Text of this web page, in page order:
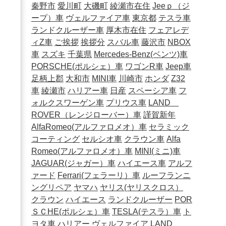
秦野市 愛川町 大磯町 綾瀬市在住 Jeeｐ（ジ
ープ）車 ヴェルファイア車 東京都 テスラ車
ランドクルーザー車 厚木市在住 フェアレデ
ィZ車 ご挨拶 挨拶分 スバル車 藤沢市 NBOX
車 スズキ 千葉県 Mercedes-Benz(ベンツ)車
PORSCHE(ポルシェ）車 ワゴンR車 Jeep車
足柄上郡 大和市 MINI車 川崎市 ホンダ Z32
車 綾瀬市 ハリアー車 日産 スペーシア車 フ
ォルクスワーゲン車 プリウス車 LAND
ROVER（レンジローバー）車 謹賀新年
AlfaRomeo(アルファロメオ）車 セラミック
コーティング セルシオ車 クラウン車 Alfa
Romeo(アルファロメオ）車 MINI(ミニ)車
JAGUAR(ジャガー）車 ハイエース車 アルフ
ァード Ferrari(フェラーリ）車 ルーフランニ
ングリペア ヤマハ ヤリス(ヤリスクロス）
クラウン ハイエース ランドクルーザー POR
ＳＣHE(ポルシェ）車 TESLA(テスラ）車 ト
ヨタ車 ハリアー ヴェルファイア LAND